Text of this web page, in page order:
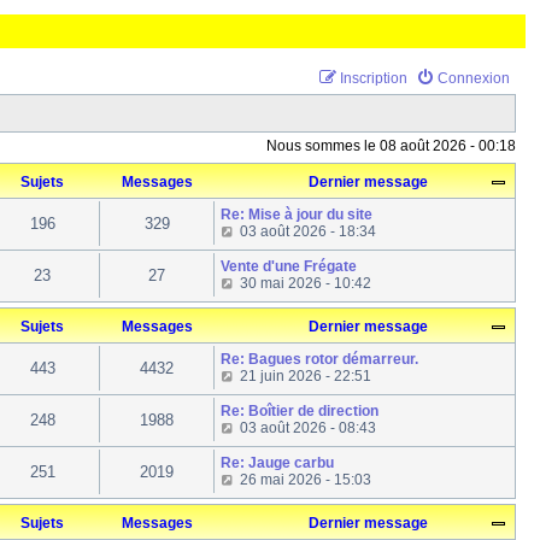
Connexion
Inscription
Nous sommes le 08 août 2026 - 00:18
Sujets Messages Dernier message
196 329
Re: Mise à jour du site
C
o
n
s
u
l
t
e
r
e
d
e
r
n
e
r
m
03 août 2026 - 18:34
23 27
Vente d'une Frégate
C
o
n
s
l
e
r
e
d
e
r
n
i
30 mai 2026 - 10:42
Sujets Messages Dernier message
443 4432
Re: Bagues rotor démarreur.
C
o
n
s
u
l
r
l
21 juin 2026 - 22:51
248 1988
Re: Boîtier de direction
C
o
n
s
u
l
t
03 août 2026 - 08:43
251 2019
Re: Jauge carbu
C
o
n
s
26 mai 2026 - 15:03
Sujets Messages Dernier message